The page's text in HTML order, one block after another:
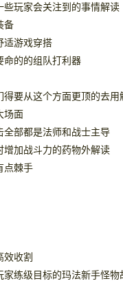
些玩家会关注到的事情解读
备
适游戏穿搭
命的的组队打利器
要从这个方面更顶的去用
场面
部都是法师和战士主导
增加战斗力的药物外解读
点棘手
效收割
练级目标的玛法新手怪物